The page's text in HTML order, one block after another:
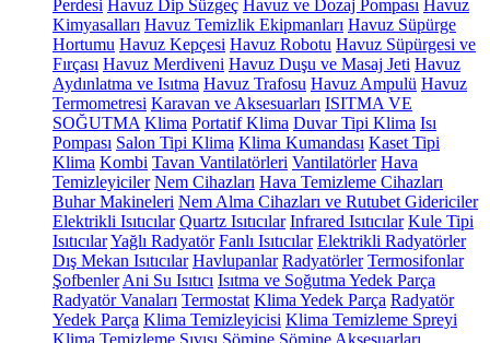
Perdesi Havuz Dip Süzgeç Havuz ve Dozaj Pompası Havuz
Kimyasalları Havuz Temizlik Ekipmanları Havuz Süpürge
Hortumu Havuz Kepçesi Havuz Robotu Havuz Süpürgesi ve
Fırçası Havuz Merdiveni Havuz Duşu ve Masaj Jeti Havuz
Aydınlatma ve Isıtma Havuz Trafosu Havuz Ampulü Havuz
Termometresi Karavan ve Aksesuarları ISITMA VE
SOĞUTMA Klima Portatif Klima Duvar Tipi Klima Isı
Pompası Salon Tipi Klima Klima Kumandası Kaset Tipi
Klima Kombi Tavan Vantilatörleri Vantilatörler Hava
Temizleyiciler Nem Cihazları Hava Temizleme Cihazları
Buhar Makineleri Nem Alma Cihazları ve Rutubet Gidericiler
Elektrikli Isıtıcılar Quartz Isıtıcılar Infrared Isıtıcılar Kule Tipi
IsıtıcılarYağlı Radyatör Fanlı Isıtıcılar Elektrikli Radyatörler
Dış Mekan Isıtıcılar Havlupanlar Radyatörler Termosifonlar
Şofbenler Ani Su Isıtıcı Isıtma ve Soğutma Yedek Parça
Radyatör Vanaları Termostat Klima Yedek Parça Radyatör
Yedek Parça Klima Temizleyicisi Klima Temizleme Spreyi
Klima Temizleme Sıvısı Şömine Şömine Aksesuarları